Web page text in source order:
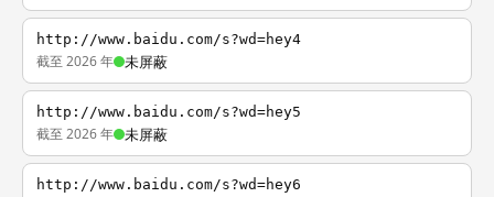
http://www.baidu.com/s?wd=hey4
截至 2026 年 未屏蔽
http://www.baidu.com/s?wd=hey5
截至 2026 年 未屏蔽
http://www.baidu.com/s?wd=hey6